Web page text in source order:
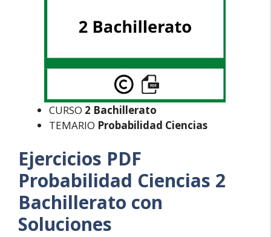
CURSO 2 Bachillerato
TEMARIO Probabilidad Ciencias
Ejercicios PDF
Probabilidad Ciencias 2
Bachillerato con
Soluciones